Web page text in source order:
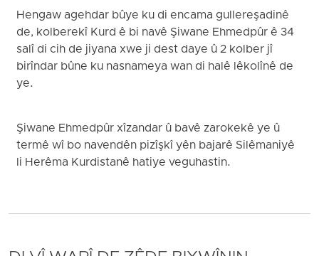
Hengaw agehdar bûye ku di encama gullereşadinê
de, kolberekî Kurd ê bi navê Şiwane Ehmedpûr ê 34
salî di cih de jiyana xwe ji dest daye û 2 kolber jî
birîndar bûne ku nasnameya wan di halê lêkolînê de
ye.
Şiwane Ehmedpûr xîzandar û bavê zarokekê ye û
termê wî bo navendên pizîşkî yên bajarê Silêmaniyê
li Herêma Kurdistanê hatiye veguhastin.